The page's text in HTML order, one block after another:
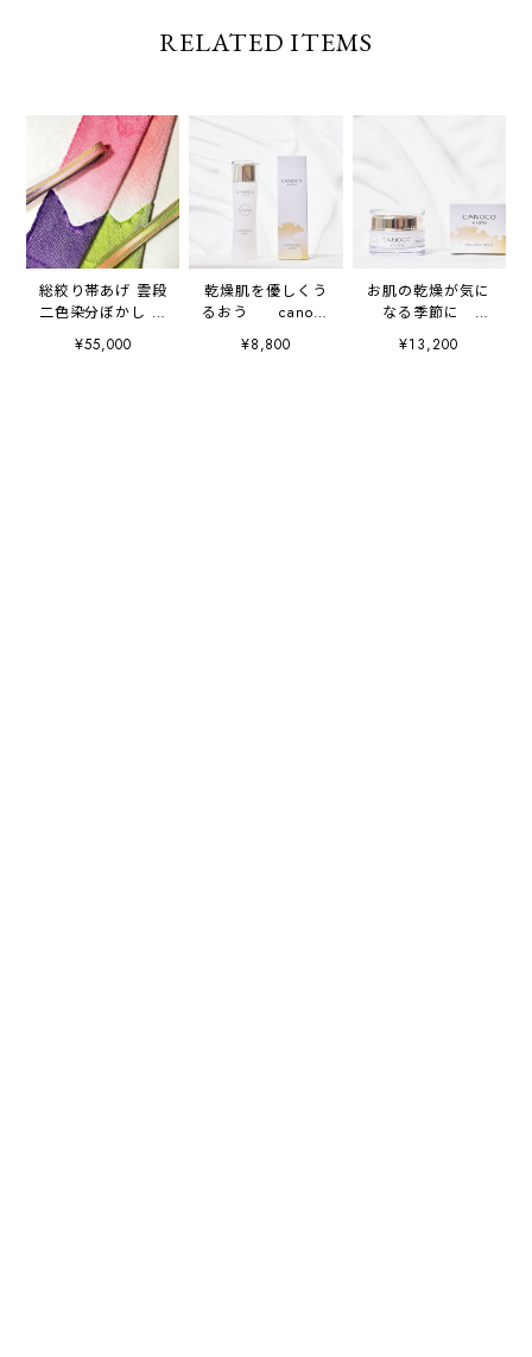
RELATED ITEMS
総絞り帯あげ 雲段
二色染分ぼかし 振
袖用
¥55,000
乾燥肌を優しくう
るおう canoco
京都 シルキーロ
ーション
¥8,800
お肌の乾燥が気に
なる季節に
canoco 京都 シ
ルキークリーム
¥13,200